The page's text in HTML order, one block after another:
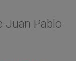
Juan Pablo